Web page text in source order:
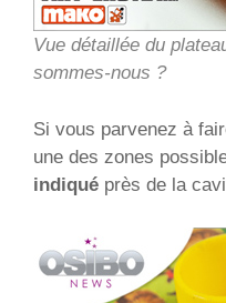
Vue détaillée du
sommes-nous ?
Si vous parvenez à
une des zones
indiqué près de la